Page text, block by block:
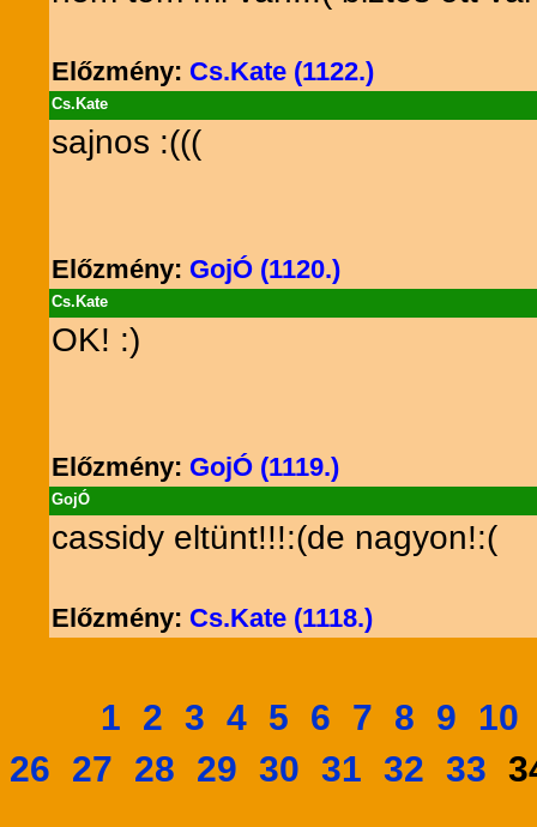
Előzmény: Cs.Kate (1122.)
Cs.Kate
sajnos :(((
Előzmény: GojÓ (1120.)
Cs.Kate
OK! :)
Előzmény: GojÓ (1119.)
GojÓ
cassidy eltünt!!!:(de nagyon!:(
Előzmény: Cs.Kate (1118.)
1 2 3 4 5 6 7 8 9 10
26 27 28 29 30 31 32 33